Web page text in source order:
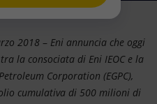
2018 – Eni annuncia che oggi
la consociata di Eni IEOC e la
Corporation (EGPC),
cumulativa di 500 milioni di